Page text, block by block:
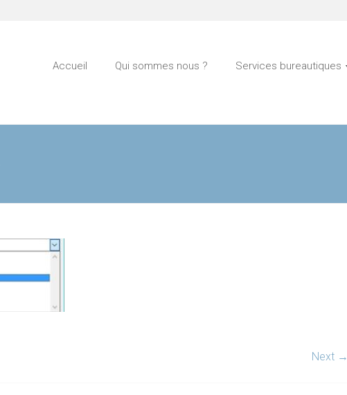
Accueil Qui sommes nous ? Services bureautiques
Next →